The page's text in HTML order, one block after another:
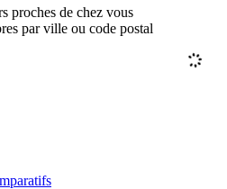
proches de chez vous
par ville ou code postal